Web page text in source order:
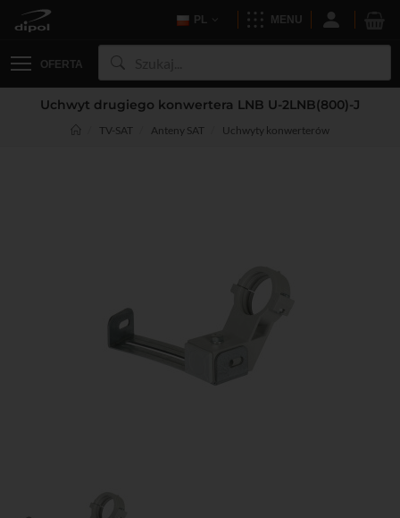
PL MENU
OFERTA
Uchwyt drugiego konwertera LNB U-2LNB(800)-J
TV-SAT Anteny SAT Uchwyty konwerterów